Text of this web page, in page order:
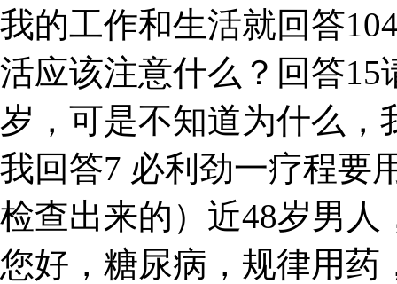
我的工作和生活就回答
活应该注意什么？回答
岁，可是不知道为什么，
我回答7 必利劲一疗程要
检查出来的）近48岁男
您好，糖尿病，规律用药